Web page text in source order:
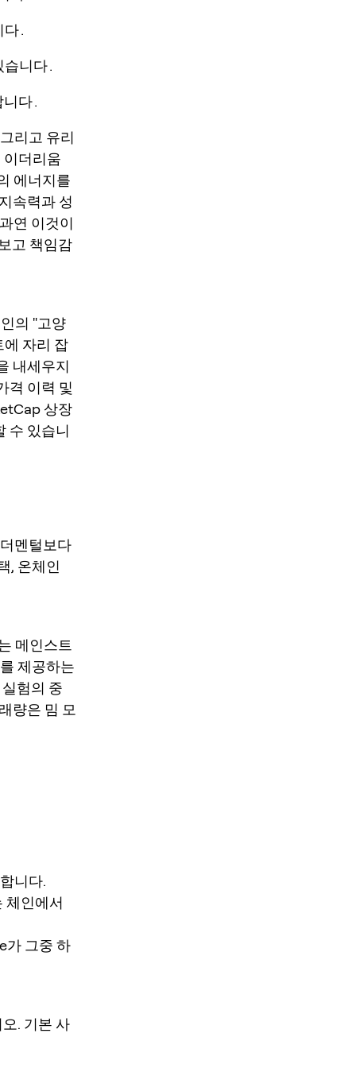
다.
니다.
다.
리고 유리
이더리움
에너지를
속력과 성
연 이것이
고 책임감
의 "고양
에 자리 잡
내세우지
격 이력 및
상장
수 있습니
멘털보다
, 온체인
메인스트
제공하는
험의 중
량은 밈 모
니다.
체인에서
가 그중 하
. 기본 사